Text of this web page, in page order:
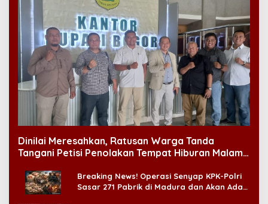
Dinilai Meresahkan, Ratusan Warga Tanda
Tangani Petisi Penolakan Tempat Hiburan Malam
Breaking News! Operasi Senyap KPK-Polri
Sasar 271 Pabrik di Madura dan Akan Ada